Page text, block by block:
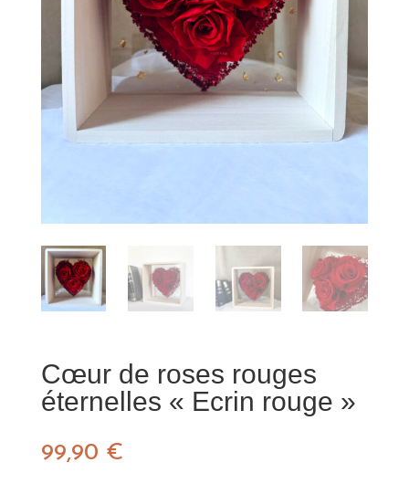
Cœur de roses rouges
éternelles « Ecrin rouge »
99,90 €